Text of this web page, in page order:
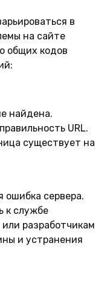
в
на сайте
общих кодов
найдена.
URL.
существует на
ошибка сервера.
к службе
разработчикам
и устранения